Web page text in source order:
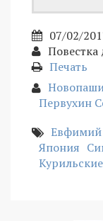
07/02/
Повестка
Печать
Первухин
Евфимий
Япония